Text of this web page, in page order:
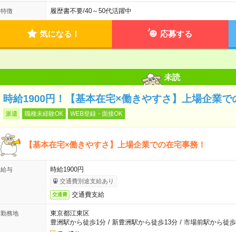
特徴 履歴書不要/40～50代活躍中
気になる！ 応募する
未読
時給1900円！【基本在宅×働きやすさ】上場企業で
派遣 職種未経験OK WEB登録・面接OK
【基本在宅×働きやすさ】上場企業での在宅事務！
給与 時給1900円
交通費別途支給あり
交通費 交通費支給
勤務地
東京都江東区
豊洲駅から徒歩1分/ 新豊洲駅から徒歩13分/ 市場前駅から徒